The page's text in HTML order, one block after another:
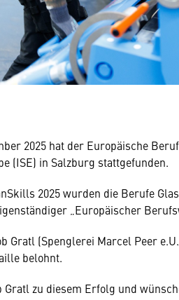
2025 hat der Europäische
(ISE) in Salzburg stattgefunden.
2025 wurden die Berufe
„Europäischer
Gratl (Spenglerei Marcel Peer
belohnt.
zu diesem Erfolg und